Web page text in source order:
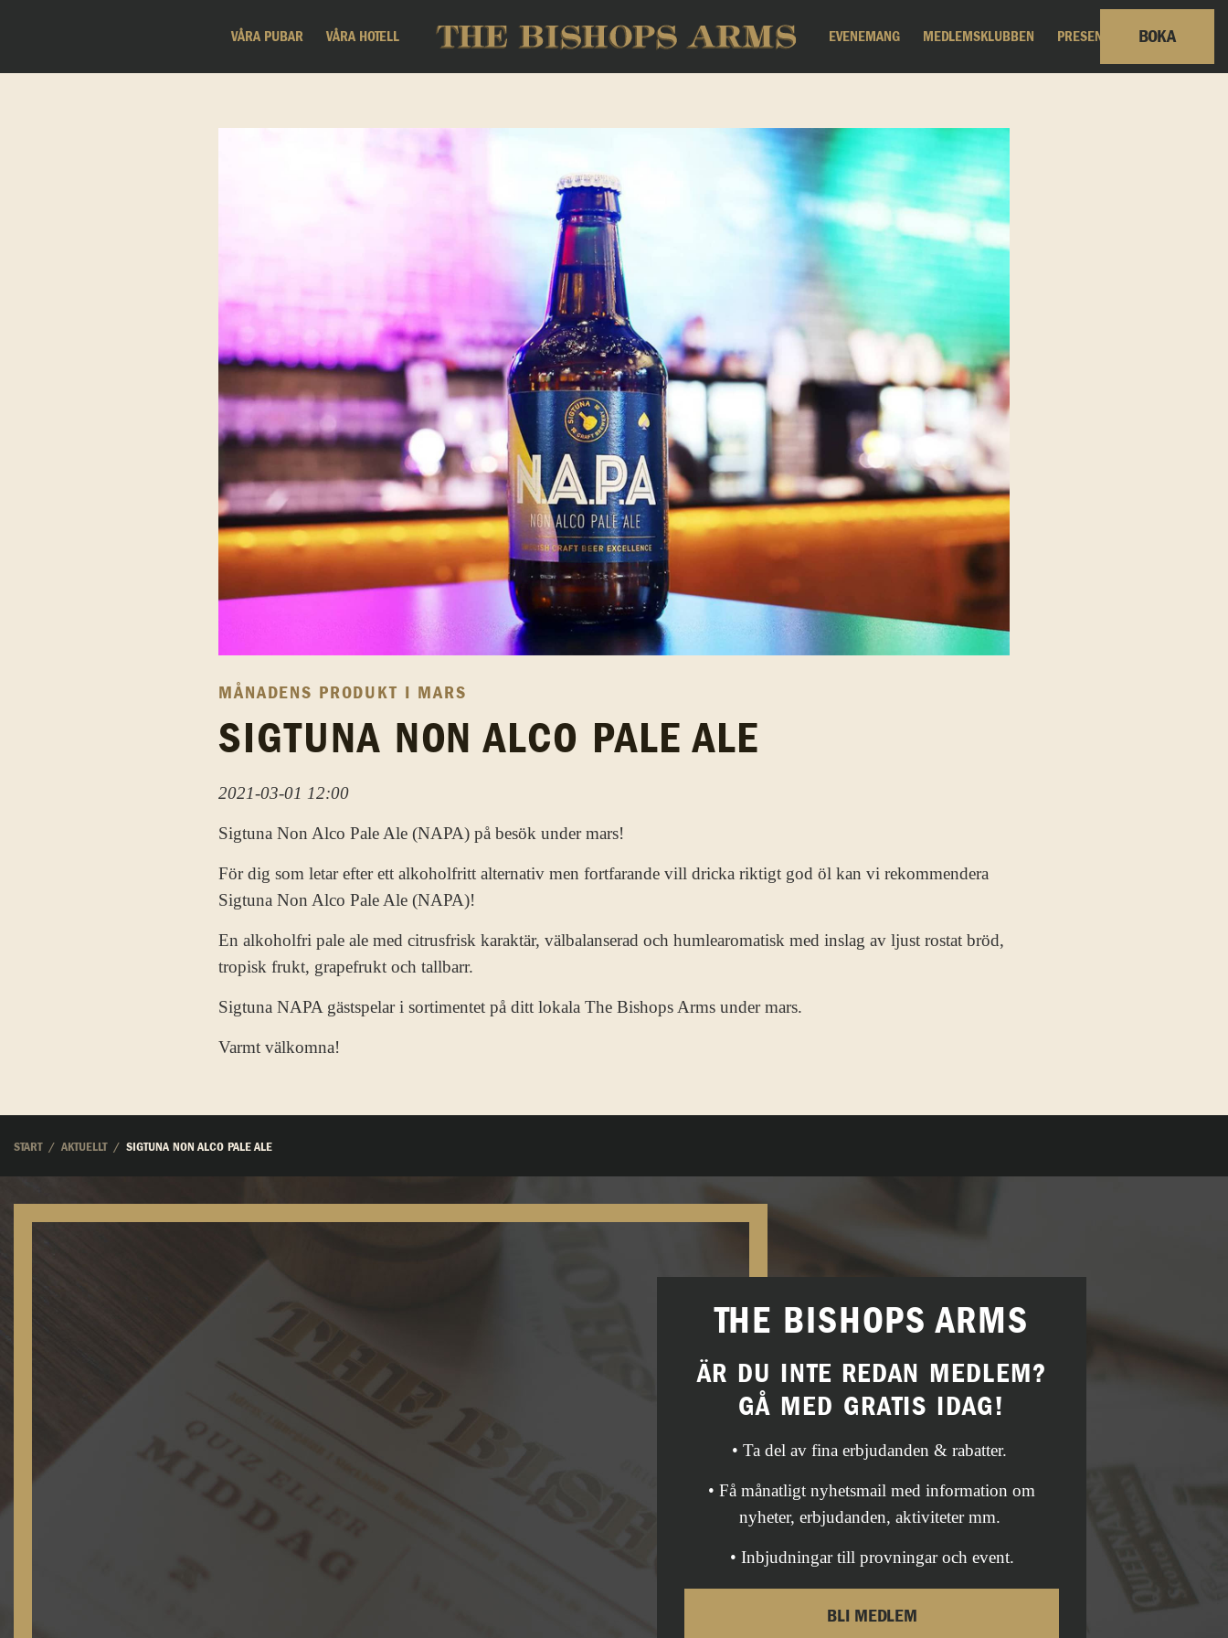
VÅRA PUBAR VÅRA HOTELL EVENEMANG MEDLEMSKLUBBEN PRESENTKORT BOKA
MÅNADENS PRODUKT I MARS
SIGTUNA NON ALCO PALE ALE
2021-03-01 12:00
Sigtuna Non Alco Pale Ale (NAPA) på besök under mars!
För dig som letar efter ett alkoholfritt alternativ men fortfarande vill dricka riktigt god öl kan vi rekommendera
Sigtuna Non Alco Pale Ale (NAPA)!
En alkoholfri pale ale med citrusfrisk karaktär, välbalanserad och humlearomatisk med inslag av ljust rostat bröd,
tropisk frukt, grapefrukt och tallbarr.
Sigtuna NAPA gästspelar i sortimentet på ditt lokala The Bishops Arms under mars.
Varmt välkomna!
START AKTUELLT SIGTUNA NON ALCO PALE ALE
THE BISHOPS ARMS
ÄR DU INTE REDAN MEDLEM?
GÅ MED GRATIS IDAG!
• Ta del av fina erbjudanden & rabatter.
• Få månatligt nyhetsmail med information om
nyheter, erbjudanden, aktiviteter mm.
• Inbjudningar till provningar och event.
BLI MEDLEM